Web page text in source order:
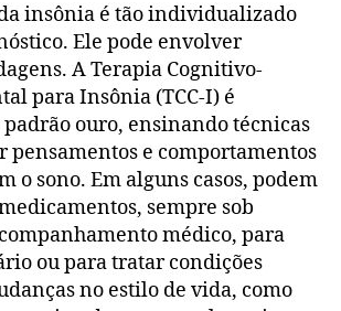
insônia é tão individualizado
Ele pode envolver
A Terapia Cognitivo-
para Insônia (TCC-I) é
ouro, ensinando técnicas
pensamentos e comportamentos
o sono. Em alguns casos, podem
sempre sob
médico, para
ou para tratar condições
no estilo de vida, como